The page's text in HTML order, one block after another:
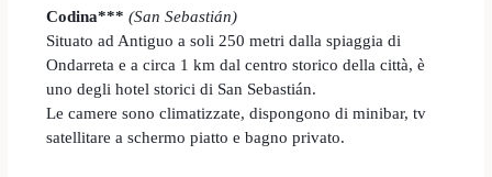
Codina*** (San Sebastián)
Situato ad Antiguo a soli 250 metri dalla spiaggia di
Ondarreta e a circa 1 km dal centro storico della città, è
uno degli hotel storici di San Sebastián.
Le camere sono climatizzate, dispongono di minibar, tv
satellitare a schermo piatto e bagno privato.